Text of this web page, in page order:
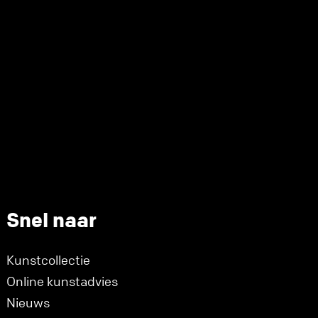
Snel naar
Kunstcollectie
Online kunstadvies
Nieuws